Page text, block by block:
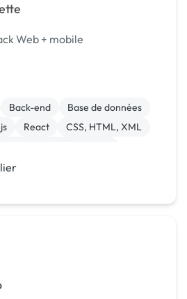
Web + mobile
Back-end
Base de données
React
CSS, HTML, XML